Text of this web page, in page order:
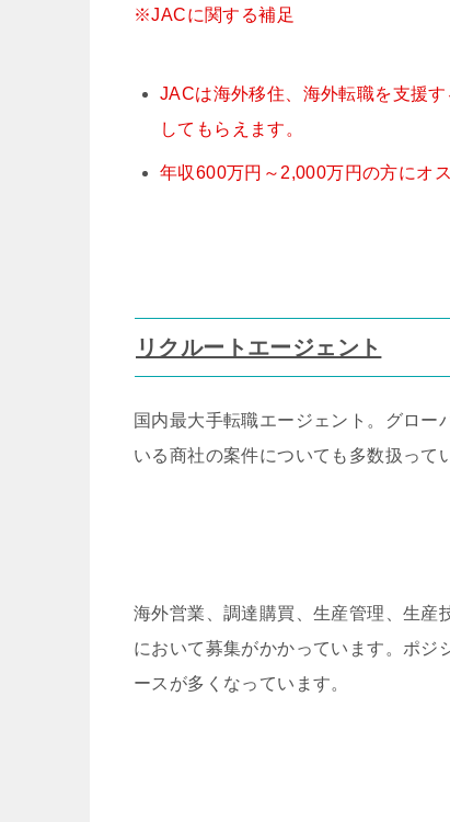
※JACに関する補足
JACは海外移住、海外転職を支援
してもらえます。
年収600万円～2,000万円の方にオ
リクルートエージェント
国内最大手転職エージェント。グロー
いる商社の案件についても多数扱って
海外営業、調達購買、生産管理、生産
において募集がかかっています。ポジ
ースが多くなっています。